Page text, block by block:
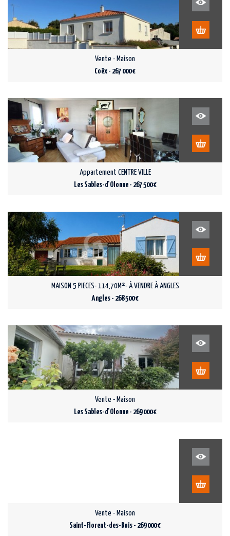
Vente - Maison
Coëx - 267 000 €
Appartement CENTRE VILLE
Les Sables-d'Olonne - 267 500 €
MAISON 5 PIECES- 114,70M²- À VENDRE À ANGLES
Angles - 268 500 €
Vente - Maison
Les Sables-d'Olonne - 269 000 €
Vente - Maison
Saint-Florent-des-Bois - 269 000 €